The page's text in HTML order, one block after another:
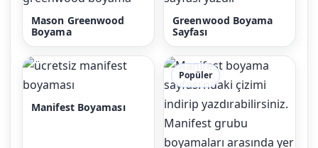
Mason Greenwood
Boyama
Greenwood Boyama
Sayfası
Manifest Boyaması
Popüler